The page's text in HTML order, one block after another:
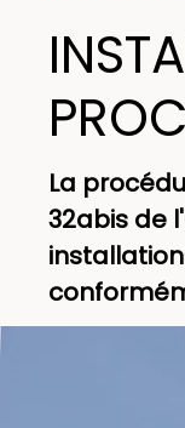
La
32abis de